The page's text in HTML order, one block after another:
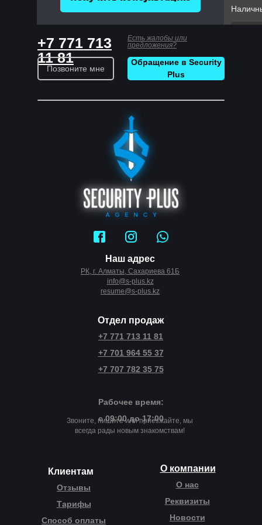
Есть жалобы или
предложения?
+7 771 713
11 81
Позвоните мне
Обращение в Security
Plus
О компании
О нас
Реквизиты
Новости
Клиентам
Отзывы
Тарифы
Способ оплаты
Наш адрес
РК, г. Алматы, Сахариева 61Б
info@s-plus.kz
resume@s-plus.kz
Звоните, пишите или приезжайте, мы
всегда рады новым знакомствам!
+7 771 713 11 81‬
+7 701 964 55 37‬
+7 707 782 35 75
Рабочее время:
с 09:00 до 17:00
Отдел продаж